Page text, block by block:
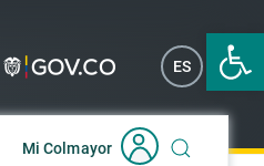
Abrir
ES EN
Mi Colmayor